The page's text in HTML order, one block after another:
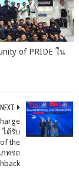
of PRIDE ใน
NEXT
ได้รับ
the
ภทรถ